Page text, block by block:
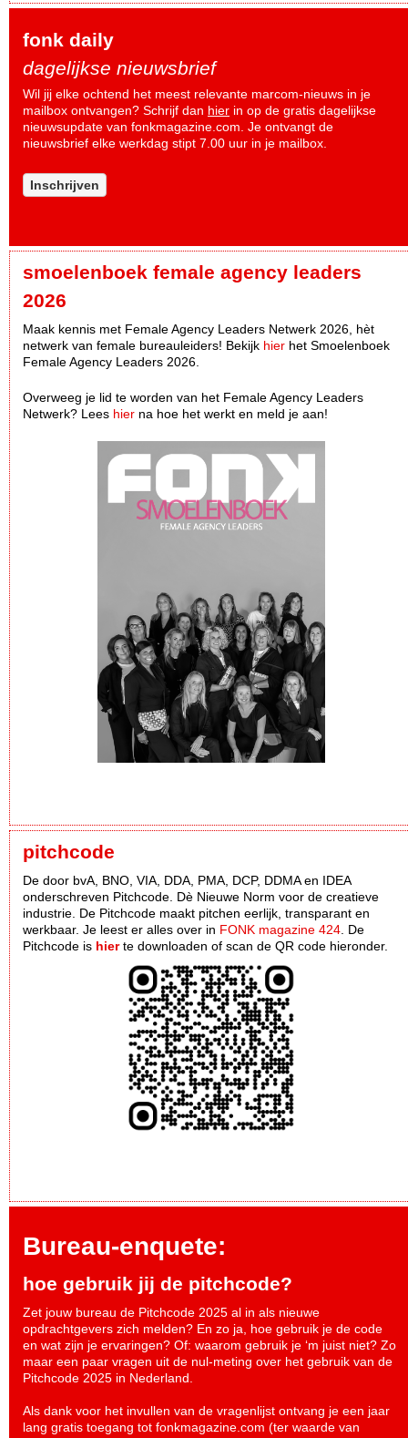
fonk daily
dagelijkse nieuwsbrief
Wil jij elke ochtend het meest relevante marcom-nieuws in je
mailbox ontvangen? Schrijf dan hier in op de gratis dagelijkse
nieuwsupdate van fonkmagazine.com. Je ontvangt de
nieuwsbrief elke werkdag stipt 7.00 uur in je mailbox.
Inschrijven
smoelenboek female agency leaders
2026
Maak kennis met Female Agency Leaders Netwerk 2026, hèt
netwerk van female bureauleiders! Bekijk hier het Smoelenboek
Female Agency Leaders 2026.
Overweeg je lid te worden van het Female Agency Leaders
Netwerk? Lees hier na hoe het werkt en meld je aan!
pitchcode
De door bvA, BNO, VIA, DDA, PMA, DCP, DDMA en IDEA
onderschreven Pitchcode. Dè Nieuwe Norm voor de creatieve
industrie. De Pitchcode maakt pitchen eerlijk, transparant en
werkbaar. Je leest er alles over in FONK magazine 424 . De
Pitchcode is hierte downloaden of scan de QR code hieronder.
Bureau-enquete:
hoe gebruik jij de pitchcode?
Zet jouw bureau de Pitchcode 2025 al in als nieuwe
opdrachtgevers zich melden? En zo ja, hoe gebruik je de code
en wat zijn je ervaringen? Of: waarom gebruik je ‘m juist niet? Zo
maar een paar vragen uit de nul-meting over het gebruik van de
Pitchcode 2025 in Nederland.
Als dank voor het invullen van de vragenlijst ontvang je een jaar
lang gratis toegang tot fonkmagazine.com (ter waarde van